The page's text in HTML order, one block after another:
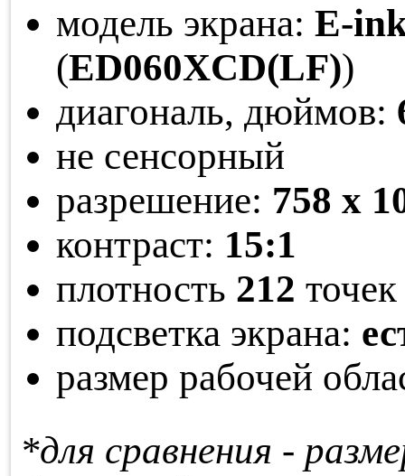
модель экрана: E-
(ED060XCD(LF))
диагональ, дюймов:
не сенсорный
разрешение: 758 x
контраст: 15:1
плотность 212
подсветка экрана:
размер рабочей
*для сравнения -